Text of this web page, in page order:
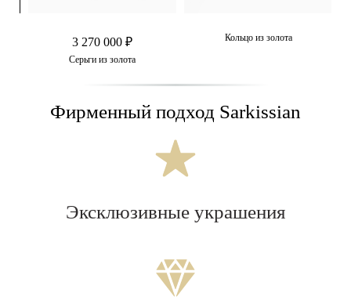
3 270 000 ₽
Серьги из золота
Кольцо из золота
Фирменный подход Sarkissian
Эксклюзивные украшения